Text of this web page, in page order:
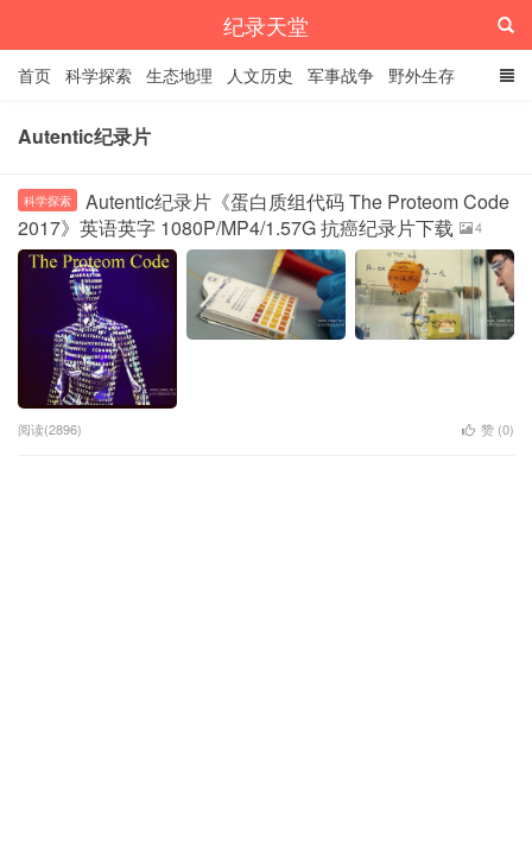
纪录天堂
首页 科学探索 生态地理 人文历史 军事战争 野外生存
经典纪录 4K纪录片
Autentic纪录片
科学探索
Autentic纪录片《蛋白质组代码 The Proteom Code
2017》英语英字 1080P/MP4/1.57G 抗癌纪录片下载
4
阅读(2896) 赞 (0)